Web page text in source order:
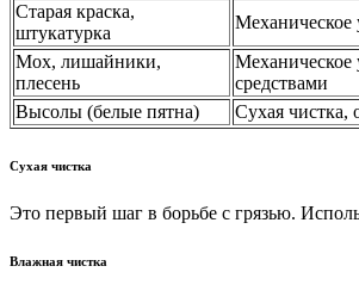
Старая краска,
штукатурка
Механическое
Мох, лишайники,
плесень
Механическое
средствами
Высолы (белые пятна)
Сухая чистка,
Сухая чистка
Это первый шаг в борьбе с грязью.
Влажная чистка